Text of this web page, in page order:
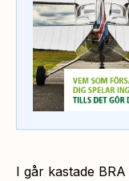
I går kastade